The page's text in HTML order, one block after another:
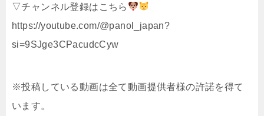
▽チャンネル登録はこちら
https://youtube.com/@panol_japan?
si=9SJge3CPacudcCyw
※投稿している動画は全て動画提供者様の許諾を得て
います。